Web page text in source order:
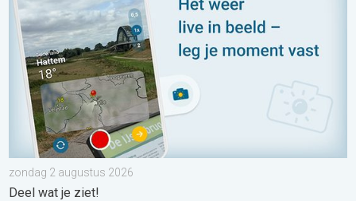
zondag 2 augustus 2026
Deel wat je ziet!